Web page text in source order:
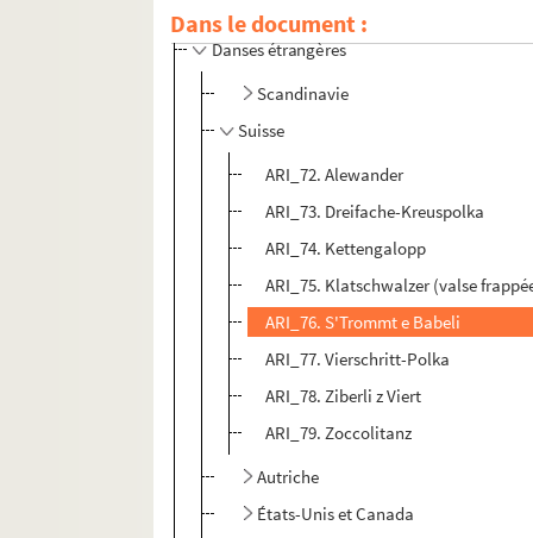
Dans le document :
Musiques et danses en France
Danses étrangères
Scandinavie
Suisse
ARI_72. Alewander
ARI_73. Dreifache-Kreuspolka
ARI_74. Kettengalopp
ARI_75. Klatschwalzer (valse
ARI_76. S'Trommt e Babeli
ARI_77. Vierschritt-Polka
ARI_78. Ziberli z Viert
ARI_79. Zoccolitanz
Autriche
États-Unis et Canada